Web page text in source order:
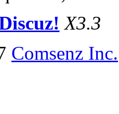
X3.3
Comsenz Inc.